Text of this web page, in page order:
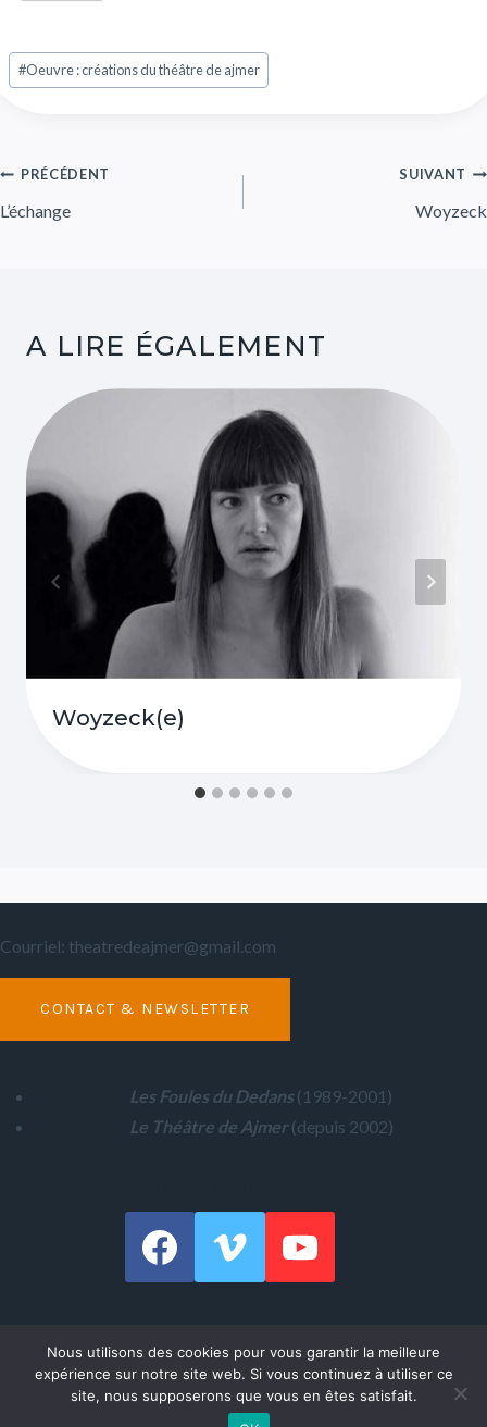
#Oeuvre : créations du théâtre de ajmer
PRÉCÉDENT
L’échange
SUIVANT
Woyzeck
A LIRE ÉGALEMENT
Woyzeck(e)
Courriel: theatredeajmer@gmail.com
CONTACT & NEWSLETTER
Les Foules du Dedans(1989-2001)
Le Théâtre de Ajmer(depuis 2002)
MARSEILLE, FRANCE.
© 2026 Théâtre de Ajmer - Franck Dimech
Nous utilisons des cookies pour vous garantir la meilleure
expérience sur notre site web. Si vous continuez à utiliser ce
site, nous supposerons que vous en êtes satisfait.